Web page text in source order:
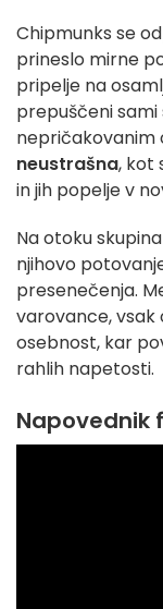
Chipmunks se
prineslo mirne
pripelje na
prepuščeni
nepričakovanim
neustrašna, kot
in jih popelje v
Na otoku
njihovo
presenečenja.
varovance, vsak
osebnost, kar
rahlih napetosti.
Napovednik